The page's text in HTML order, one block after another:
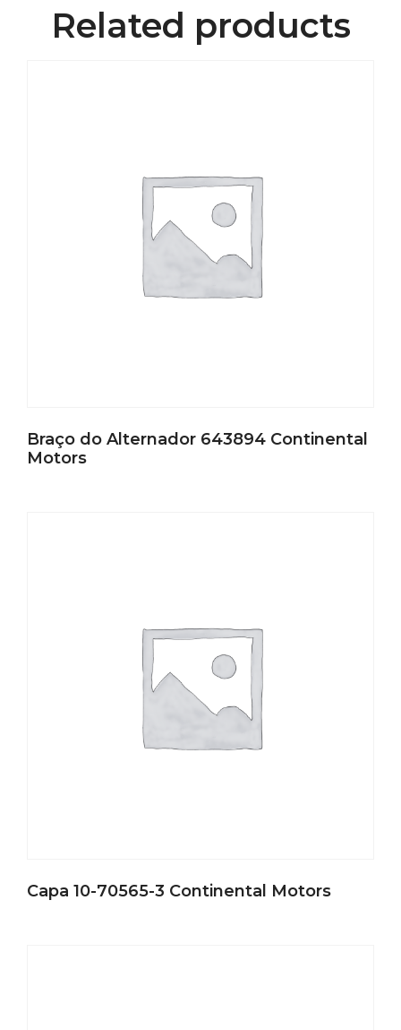
Related products
Braço do Alternador 643894 Continental
Motors
Capa 10-70565-3 Continental Motors